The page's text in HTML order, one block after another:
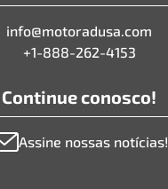
info@motoradusa.com
+1-888-262-4153
Continue conosco!
Assine nossas notícias!